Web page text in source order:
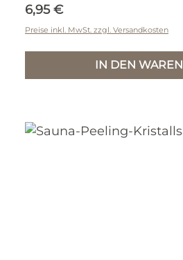
Regulärer Preis:
6,95 €
Preise inkl. MwSt. zzgl. Versandkosten
IN DEN